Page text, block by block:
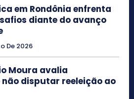
em Rondônia enfrenta
diante do avanço
De 2026
Moura avalia
disputar reeleição ao